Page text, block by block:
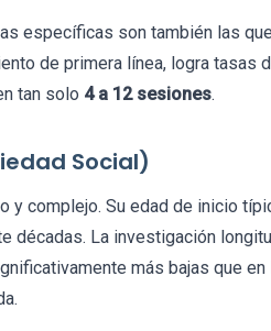
específicas son también las
de primera línea, logra tasas
tan solo 4 a 12 sesiones.
Social)
y complejo. Su edad de inicio
décadas. La investigación
más bajas que